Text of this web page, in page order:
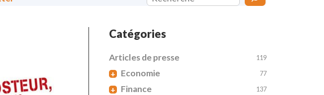
Catégories
Articles de presse 119
+ Economie 77
+ Finance 137